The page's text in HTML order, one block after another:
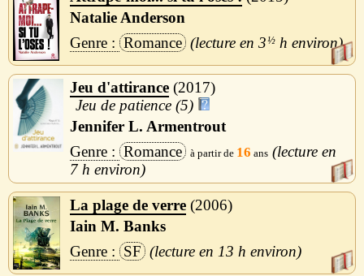
Natalie Anderson
Romance
3½ h
Jeu d'attirance 2017
Jeu de patience (5)
Jennifer L. Armentrout
Romance
16
7 h
La plage de verre 2006
Iain M. Banks
SF
13 h